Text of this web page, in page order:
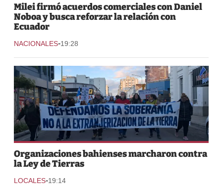
Milei firmó acuerdos comerciales con Daniel
Noboa y busca reforzar la relación con
Ecuador
NACIONALES-19:28
Organizaciones bahienses marcharon contra
la Ley de Tierras
LOCALES-19:14